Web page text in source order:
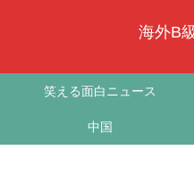
海外B
笑える面白ニュース
中国